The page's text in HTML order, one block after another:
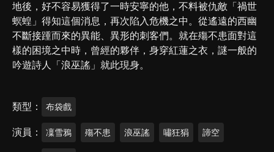
地後，好不容易獲得了一時安寧的他，不料被仇敵「禍世
螟蝗」得知這個消息，再次陷入危機之中。從遙遠的西幽
不斷接踵而來的異能、異形的刺客們。就在殤不患面對這
樣的困境之中時，曾經的夥伴，身穿紅蓮之衣，謎一般的
吟遊詩人「浪巫謠」就此現身。
類型 布袋戲
演員 凜雪鴉 殤不患 浪巫謠 嘯狂狷 諦空